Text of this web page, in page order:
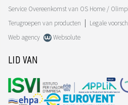
Service Overeenkomst van OS Home /
Terugroepen van producten
Legale
Web agency
Websolute
LID VAN